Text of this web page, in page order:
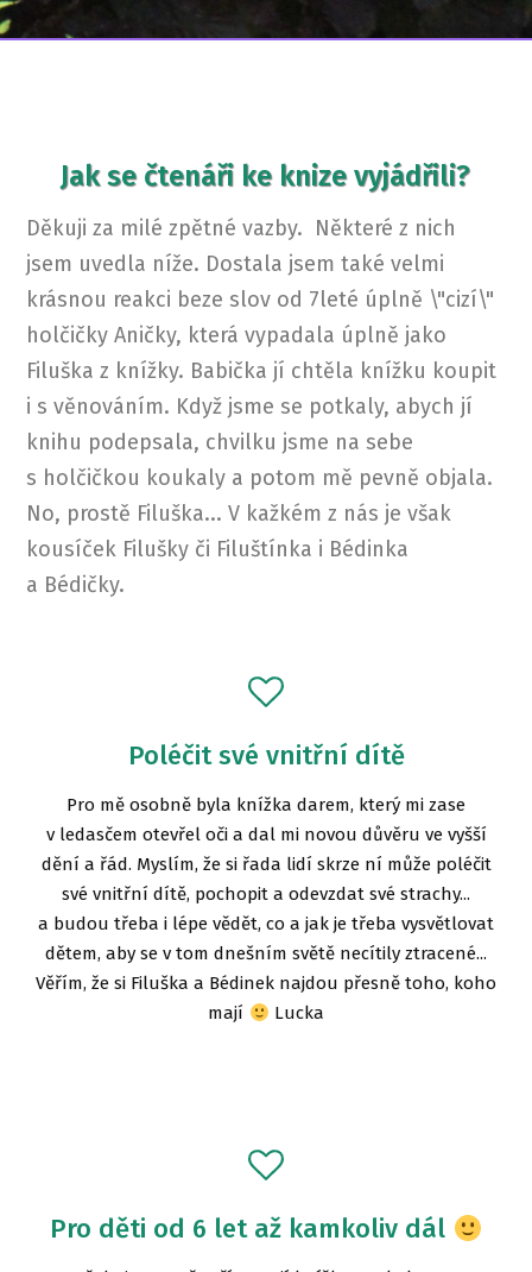
Jak se čtenáři ke knize vyjádřili?
Děkuji za milé zpětné vazby. Některé z nich
jsem uvedla níže. Dostala jsem také velmi
krásnou reakci beze slov od 7leté úplně \"cizí\"
holčičky Aničky, která vypadala úplně jako
Filuška z knížky. Babička jí chtěla knížku koupit
i s věnováním. Když jsme se potkaly, abych jí
knihu podepsala, chvilku jsme na sebe
s holčičkou koukaly a potom mě pevně objala.
No, prostě Filuška... V kažkém z nás je však
kousíček Filušky či Filuštínka i Bédinka
a Bédičky.
Poléčit své vnitřní dítě
Pro mě osobně byla knížka darem, který mi zase
v ledasčem otevřel oči a dal mi novou důvěru ve vyšší
dění a řád. Myslím, že si řada lidí skrze ní může poléčit
své vnitřní dítě, pochopit a odevzdat své strachy...
a budou třeba i lépe vědět, co a jak je třeba vysvětlovat
dětem, aby se v tom dnešním světě necítily ztracené...
Věřím, že si Filuška a Bédinek najdou přesně toho, koho
mají
Lucka
Pro děti od 6 let až kamkoliv dál